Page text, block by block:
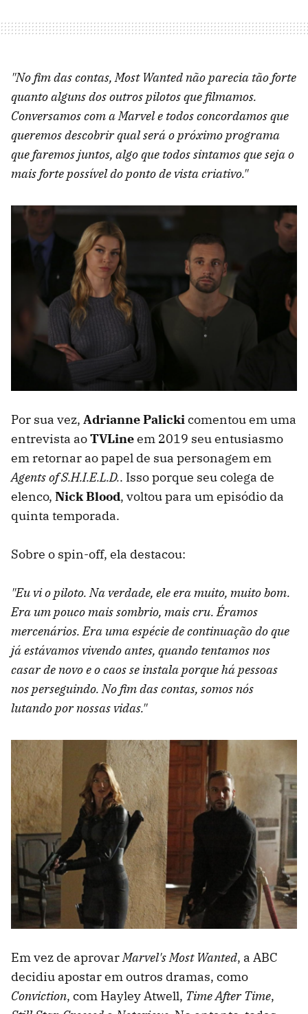
"No fim das contas, Most Wanted não parecia tão forte
quanto alguns dos outros pilotos que filmamos.
Conversamos com a Marvel e todos concordamos que
queremos descobrir qual será o próximo programa
que faremos juntos, algo que todos sintamos que seja o
mais forte possível do ponto de vista criativo."
Por sua vez, Adrianne Palickicomentou em uma
entrevista aoTVLineem 2019 seu entusiasmo
em retornar ao papel de sua personagem em
Agents of S.H.I.E.L.D.. Isso porque seu colega de
elenco, Nick Blood, voltou para um episódio da
quinta temporada.
Sobre o spin-off, ela destacou:
"Eu vi o piloto. Na verdade, ele era muito, muito bom.
Era um pouco mais sombrio, mais cru. Éramos
mercenários. Era uma espécie de continuação do que
já estávamos vivendo antes, quando tentamos nos
casar de novo e o caos se instala porque há pessoas
nos perseguindo. No fim das contas, somos nós
lutando por nossas vidas."
Em vez de aprovarMarvel's Most Wanted, a ABC
decidiu apostar em outros dramas, como
Conviction, com Hayley Atwell, Time After Time,